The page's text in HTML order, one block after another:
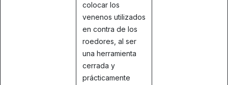
colocar los
venenos utilizados
en contra de los
roedores, al ser
una herramienta
cerrada y
prácticamente